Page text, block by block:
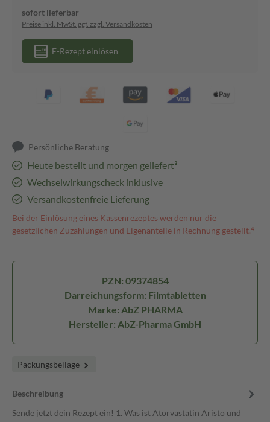
sofort lieferbar
Preise inkl. MwSt. ggf. zzgl. Versandkosten
E-Rezept einlösen
Persönliche Beratung
Heute bestellt und morgen geliefert³
Wechselwirkungscheck inklusive
Versandkostenfreie Lieferung
Bei der Einlösung eines Kassenrezeptes werden nur die
gesetzlichen Zuzahlungen und Eigenanteile in Rechnung gestellt.⁴
PZN: 09374854
Darreichungsform: Filmtabletten
Marke: AbZ PHARMA
Hersteller: AbZ-Pharma GmbH
Packungsbeilage
Beschreibung
Sende jetzt dein Rezept ein! 1. Was ist Atorvastatin Aristo und